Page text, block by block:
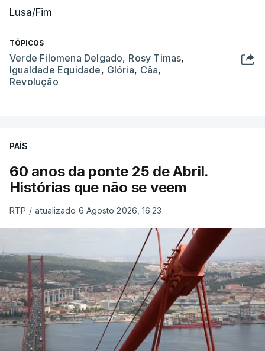
Lusa/Fim
TÓPICOS
Verde Filomena Delgado, Rosy Timas,
Igualdade Equidade, Glória, Câa,
Revolução
PAÍS
60 anos da ponte 25 de Abril.
Histórias que não se veem
RTP / atualizado 6 Agosto 2026, 16:23